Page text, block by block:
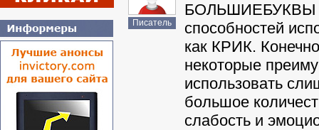
Писатель
БОЛЬШИЕБУКВЫ
способностей
как КРИК.
некоторые
использовать
большое
слабость и